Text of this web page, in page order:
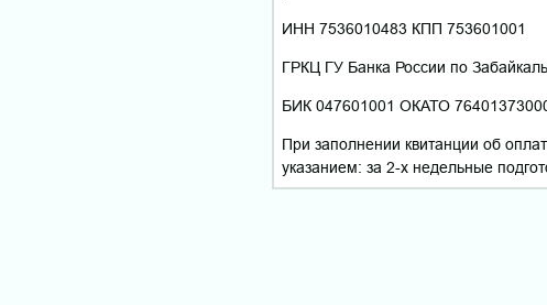
ИНН 7536010483 КПП 753601001
ГРКЦ ГУ Банка России по
БИК 047601001 ОКАТО
При заполнении квитанции об
указанием: за 2-х недельные